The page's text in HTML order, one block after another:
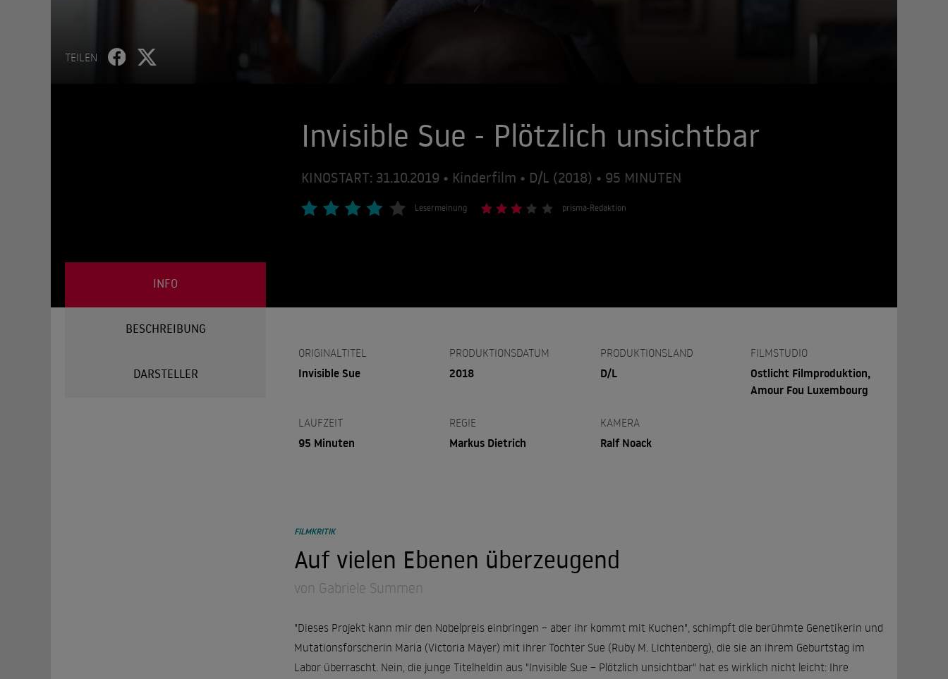
TEILEN
Invisible Sue - Plötzlich unsichtbar
KINOSTART: 31.10.2019 • Kinderfilm • D/L (2018) • 95 MINUTEN
Lesermeinung prisma-Redaktion
INFO
BESCHREIBUNG
DARSTELLER
ORIGINALTITEL
Invisible Sue
PRODUKTIONSDATUM
2018
PRODUKTIONSLAND
D/L
FILMSTUDIO
Ostlicht Filmproduktion,
Amour Fou Luxembourg
LAUFZEIT
95 Minuten
REGIE
Markus Dietrich
KAMERA
Ralf Noack
FILMKRITIK
Auf vielen Ebenen überzeugend
von Gabriele Summen
"Dieses Projekt kann mir den Nobelpreis einbringen – aber ihr kommt mit Kuchen", schimpft die berühmte Genetikerin und
Mutationsforscherin Maria (Victoria Mayer) mit ihrer Tochter Sue (Ruby M. Lichtenberg), die sie an ihrem Geburtstag im
Labor überrascht. Nein, die junge Titelheldin aus "Invisible Sue – Plötzlich unsichtbar" hat es wirklich nicht leicht: Ihre